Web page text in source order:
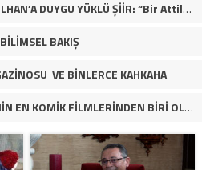
KEREM ALIŞIK’TAN ÇOLPAN İLHAN’A DUYGU YÜKLÜ ŞİİR: “Bir Attila İlhan şiirinden çıkmıştı sanki”
BAKIŞ
VE BİNLERCE KAHKAHA
“ÇAKALLARLA DANS 8, SERİNİN EN KOMİK FİLMLERİNDEN BİRİ OLUYOR”